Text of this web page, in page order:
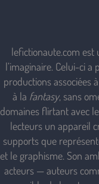
lefictionaute.com est
l’imaginaire. Celui-ci
productions associées
à la fantasy, sans
domaines flirtant avec
lecteurs un appareil
supports que
et le graphisme. Son
acteurs — auteurs